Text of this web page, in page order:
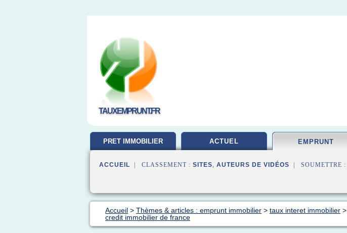
TAUXEMPRUNT.FR
PRET IMMOBILIER ACTUEL EMPRUNT
ACCUEIL | CLASSEMENT : SITES, AUTEURS DE VIDÉOS | SOUMETTRE :
Accueil > Thèmes & articles : emprunt immobilier > taux interet immobilier >
credit immobilier de france